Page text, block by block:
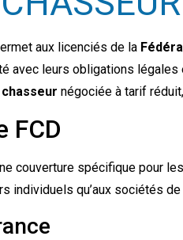
aux licenciés de la
avec leurs obligations
négociée à tarif
FCD
couverture spécifique pour
individuels qu’aux sociétés